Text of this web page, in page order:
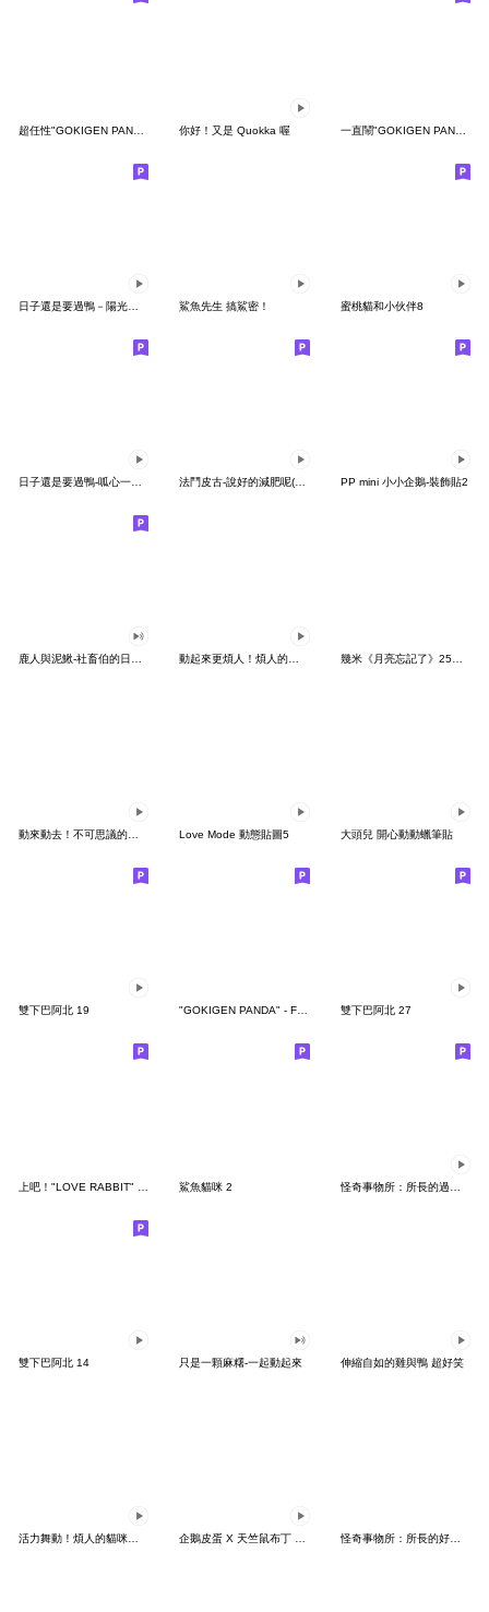
你好！又是 Quokka 喔 一直鬧"GOKIGEN PANDA" 台灣版
鯊魚先生 搞鯊密！ 蜜桃貓和小伙伴8
日子還是要過鴨-呱心一下鴨 法鬥皮古-說好的減肥呢(第15彈) PP mini 小小企鵝-裝飾貼2
幾米《月亮忘記了》25周年 x 晴天P莉
Love Mode 動態貼圖5 大頭兒 開心動動蠟筆貼
雙下巴阿北 19 "GOKIGEN PANDA" - Feeling / global 雙下巴阿北 27
鯊魚貓咪 2
雙下巴阿北 14 只是一顆麻糬-一起動起來 伸縮自如的雞與鴨 超好笑
活力舞動！煩人的貓咪★迷你版 2 企鵝皮蛋 X 天竺鼠布丁 有點厭世 怪奇事物所：所長的好日子要來力